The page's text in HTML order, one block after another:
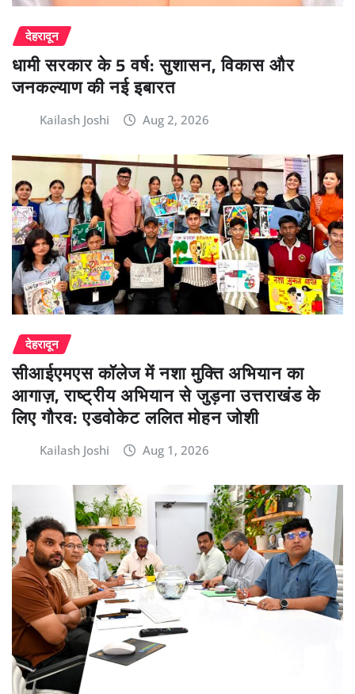
देहरादून
धामी सरकार के 5 वर्ष: सुशासन, विकास और
जनकल्याण की नई इबारत
Kailash Joshi Aug 2, 2026
देहरादून
सीआईएमएस कॉलेज में नशा मुक्ति अभियान का
आगाज़, राष्ट्रीय अभियान से जुड़ना उत्तराखंड के
लिए गौरव: एडवोकेट ललित मोहन जोशी
Kailash Joshi Aug 1, 2026